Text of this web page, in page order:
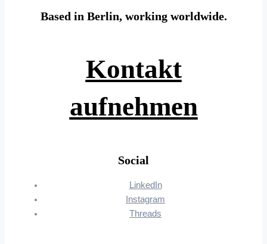
Based in Berlin, working worldwide.
Kontakt
aufnehmen
Social
LinkedIn
Instagram
Threads